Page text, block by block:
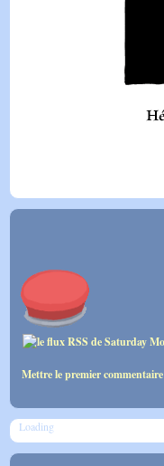
Mettre le premier commentaire
Loading